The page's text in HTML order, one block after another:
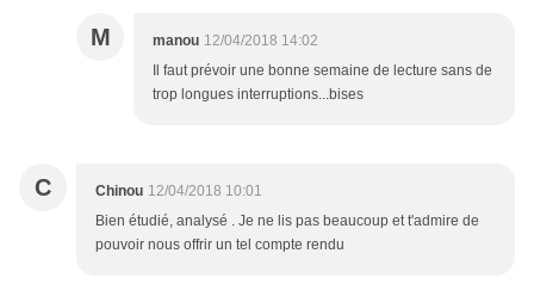
M manou 12/04/2018 14:02
Il faut prévoir une bonne semaine de lecture sans de
trop longues interruptions...bises
C Chinou 12/04/2018 10:01
Bien étudié, analysé . Je ne lis pas beaucoup et t'admire de
pouvoir nous offrir un tel compte rendu